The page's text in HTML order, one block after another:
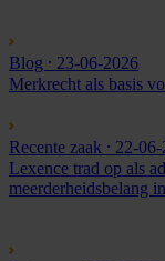
Blog ⸱ 23-06-2026
Merkrecht als basis
Recente zaak ⸱ 22-
Lexence trad op als
meerderheidsbelang